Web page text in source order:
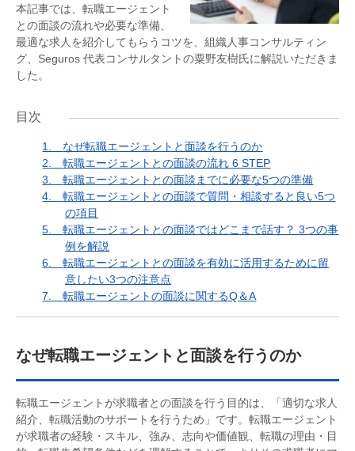
本記事では、転職エージェント
との面談の流れや必要な準備、
最適な求人を紹介してもらうコツを、組織人事コンサルティン
グ、Seguros 代表コンサルタントの粟野友樹氏に解説いただきま
した。
目次
1. なぜ転職エージェントと面談を行うのか
2.転職エージェントとの面談の流れ 6 STEP
3.転職エージェントとの面談までに必要な5つの準備
4.転職エージェントとの面談で質問・相談すると良い5つ
の項目
5.転職エージェントとの面談ではどこまで話す？ 3つの事
例を解説
6.転職エージェントとの面談を有効に活用するために留
意したい3つの注意点
7.転職エージェントの面談に関するQ＆A
なぜ転職エージェントと面談を行うのか
転職エージェントが求職者との面談を行う目的は、「適切な求人
紹介、転職活動のサポートを行うため」です。転職エージェント
が求職者の経験・スキル、強み、志向や価値観、転職の理由・目